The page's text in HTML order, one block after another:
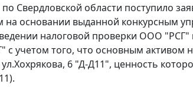
Свердловской области поступило
основании выданной конкурсным
налоговой проверки ООО "РСГ"
учетом того, что основным активом
6 "Д-Д11", ценность